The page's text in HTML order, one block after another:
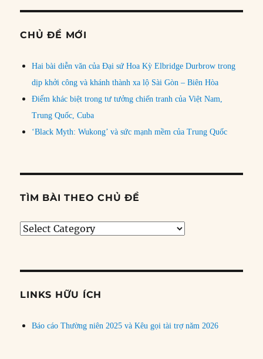
CHỦ ĐỀ MỚI
Hai bài diễn văn của Đại sứ Hoa Kỳ Elbridge Durbrow trong
dịp khởi công và khánh thành xa lộ Sài Gòn – Biên Hòa
Điểm khác biệt trong tư tưởng chiến tranh của Việt Nam,
Trung Quốc, Cuba
‘Black Myth: Wukong’ và sức mạnh mềm của Trung Quốc
TÌM BÀI THEO CHỦ ĐỀ
Tìm
đề
LINKS HỮU ÍCH
Báo cáo Thường niên 2025 và Kêu gọi tài trợ năm 2026